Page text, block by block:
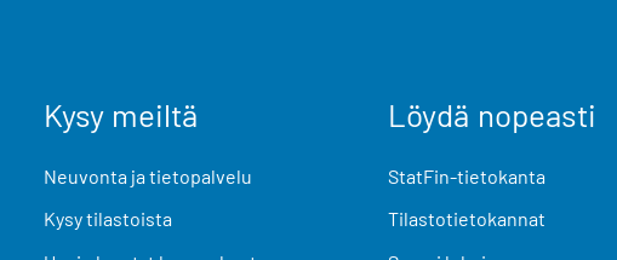
Kysy meiltä
Neuvonta ja tietopalvelu
Kysy tilastoista
Löydä nopeasti
StatFin-tietokanta
Tilastotietokannat